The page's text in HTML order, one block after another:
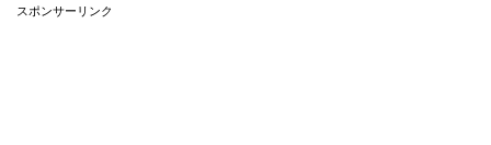
スポンサーリンク